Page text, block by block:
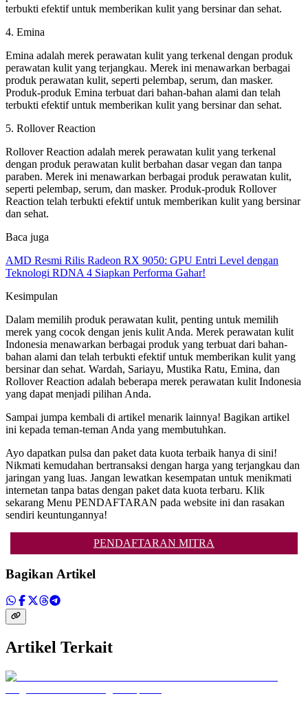
terbukti efektif untuk memberikan kulit yang bersinar dan sehat.
4. Emina
Emina adalah merek perawatan kulit yang terkenal dengan produk
perawatan kulit yang terjangkau. Merek ini menawarkan berbagai
produk perawatan kulit, seperti pelembap, serum, dan masker.
Produk-produk Emina terbuat dari bahan-bahan alami dan telah
terbukti efektif untuk memberikan kulit yang bersinar dan sehat.
5. Rollover Reaction
Rollover Reaction adalah merek perawatan kulit yang terkenal
dengan produk perawatan kulit berbahan dasar vegan dan tanpa
paraben. Merek ini menawarkan berbagai produk perawatan kulit,
seperti pelembap, serum, dan masker. Produk-produk Rollover
Reaction telah terbukti efektif untuk memberikan kulit yang bersinar
dan sehat.
Baca juga
AMD Resmi Rilis Radeon RX 9050: GPU Entri Level dengan
Teknologi RDNA 4 Siapkan Performa Gahar!
Kesimpulan
Dalam memilih produk perawatan kulit, penting untuk memilih
merek yang cocok dengan jenis kulit Anda. Merek perawatan kulit
Indonesia menawarkan berbagai produk yang terbuat dari bahan-
bahan alami dan telah terbukti efektif untuk memberikan kulit yang
bersinar dan sehat. Wardah, Sariayu, Mustika Ratu, Emina, dan
Rollover Reaction adalah beberapa merek perawatan kulit Indonesia
yang dapat menjadi pilihan Anda.
Sampai jumpa kembali di artikel menarik lainnya! Bagikan artikel
ini kepada teman-teman Anda yang membutuhkan.
Ayo dapatkan pulsa dan paket data kuota terbaik hanya di sini!
Nikmati kemudahan bertransaksi dengan harga yang terjangkau dan
jaringan yang luas. Jangan lewatkan kesempatan untuk menikmati
internetan tanpa batas dengan paket data kuota terbaru. Klik
sekarang Menu PENDAFTARAN pada website ini dan rasakan
sendiri keuntungannya!
PENDAFTARAN MITRA
Bagikan Artikel
Artikel Terkait